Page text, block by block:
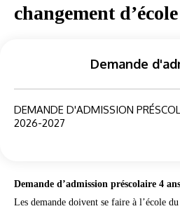
changement d’école
Demande
DEMANDE D'ADMISSION
2026-2027
Demande d’admission préscolaire 4 ans
Les demande doivent se faire à l’école